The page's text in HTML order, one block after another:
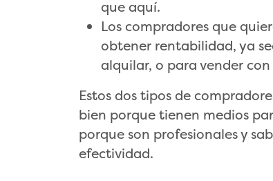
que aquí.
Los compradores que
obtener rentabilidad, ya
alquilar, o para vender
Estos dos tipos de
bien porque tienen medios
porque son profesionales y
efectividad.